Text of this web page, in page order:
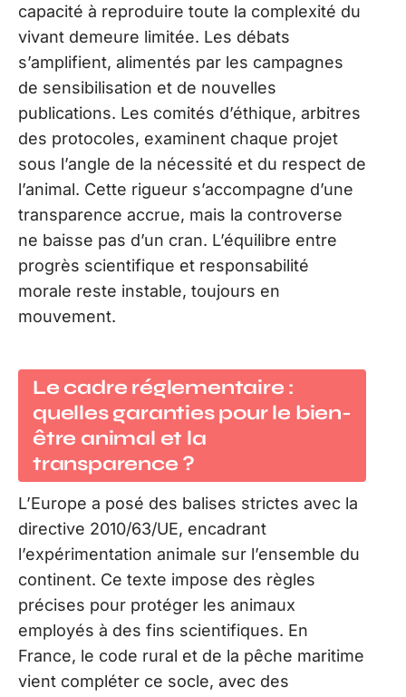
capacité à reproduire toute la complexité du
vivant demeure limitée. Les débats
s’amplifient, alimentés par les campagnes
de sensibilisation et de nouvelles
publications. Les comités d’éthique, arbitres
des protocoles, examinent chaque projet
sous l’angle de la nécessité et du respect de
l’animal. Cette rigueur s’accompagne d’une
transparence accrue, mais la controverse
ne baisse pas d’un cran. L’équilibre entre
progrès scientifique et responsabilité
morale reste instable, toujours en
mouvement.
Le cadre réglementaire :
quelles garanties pour le bien-
être animal et la
transparence ?
L’Europe a posé des balises strictes avec la
directive 2010/63/UE, encadrant
l’expérimentation animale sur l’ensemble du
continent. Ce texte impose des règles
précises pour protéger les animaux
employés à des fins scientifiques. En
France, le code rural et de la pêche maritime
vient compléter ce socle, avec des